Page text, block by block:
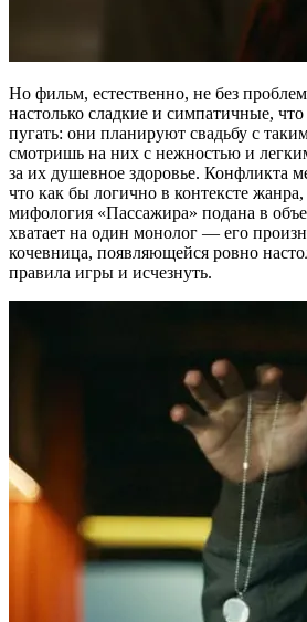
Но фильм, естественно, не без
настолько сладкие и симпатичные,
пугать: они планируют свадьбу с
смотришь на них с нежностью и
за их душевное здоровье. Конфликта
что как бы логично в контексте
мифология «Пассажира» подана в
хватает на один монолог — его
кочевница, появляющейся ровно
правила игры и исчезнуть.